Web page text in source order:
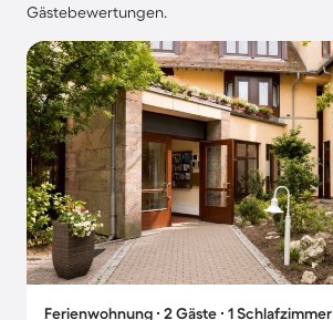
Gästebewertungen.
Ferienwohnung ∙ 2 Gäste ∙ 1 Schlafzimmer